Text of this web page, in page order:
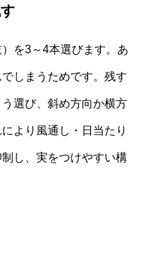
を3～4本選びます。あ
しまうためです。残す
選び、斜め方向か横方
より風通し・日当たり
し、実をつけやすい構